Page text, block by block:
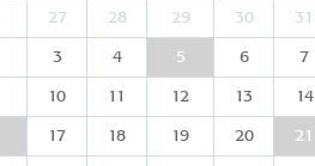
27 28 29 30 31
3 4 5 6 7
10 11 12 13 14
17 18 19 20 21